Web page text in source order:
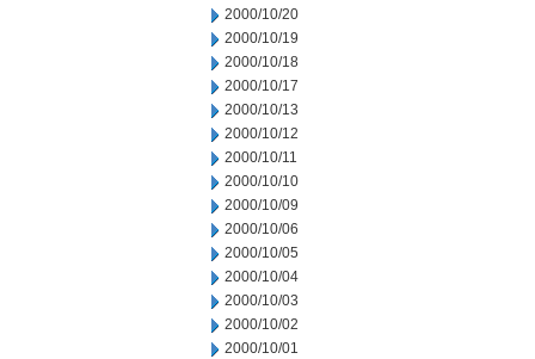
2000/10/20
2000/10/19
2000/10/18
2000/10/17
2000/10/13
2000/10/12
2000/10/11
2000/10/10
2000/10/09
2000/10/06
2000/10/05
2000/10/04
2000/10/03
2000/10/02
2000/10/01